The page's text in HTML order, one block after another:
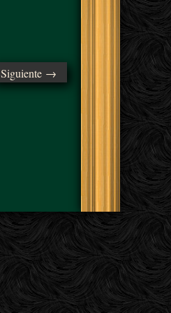
Siguiente →